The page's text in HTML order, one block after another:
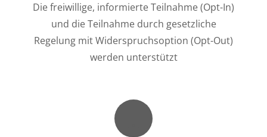
Die freiwillige, informierte Teilnahme (Opt-In)
und die Teilnahme durch gesetzliche
Regelung mit Widerspruchsoption (Opt-Out)
werden unterstützt